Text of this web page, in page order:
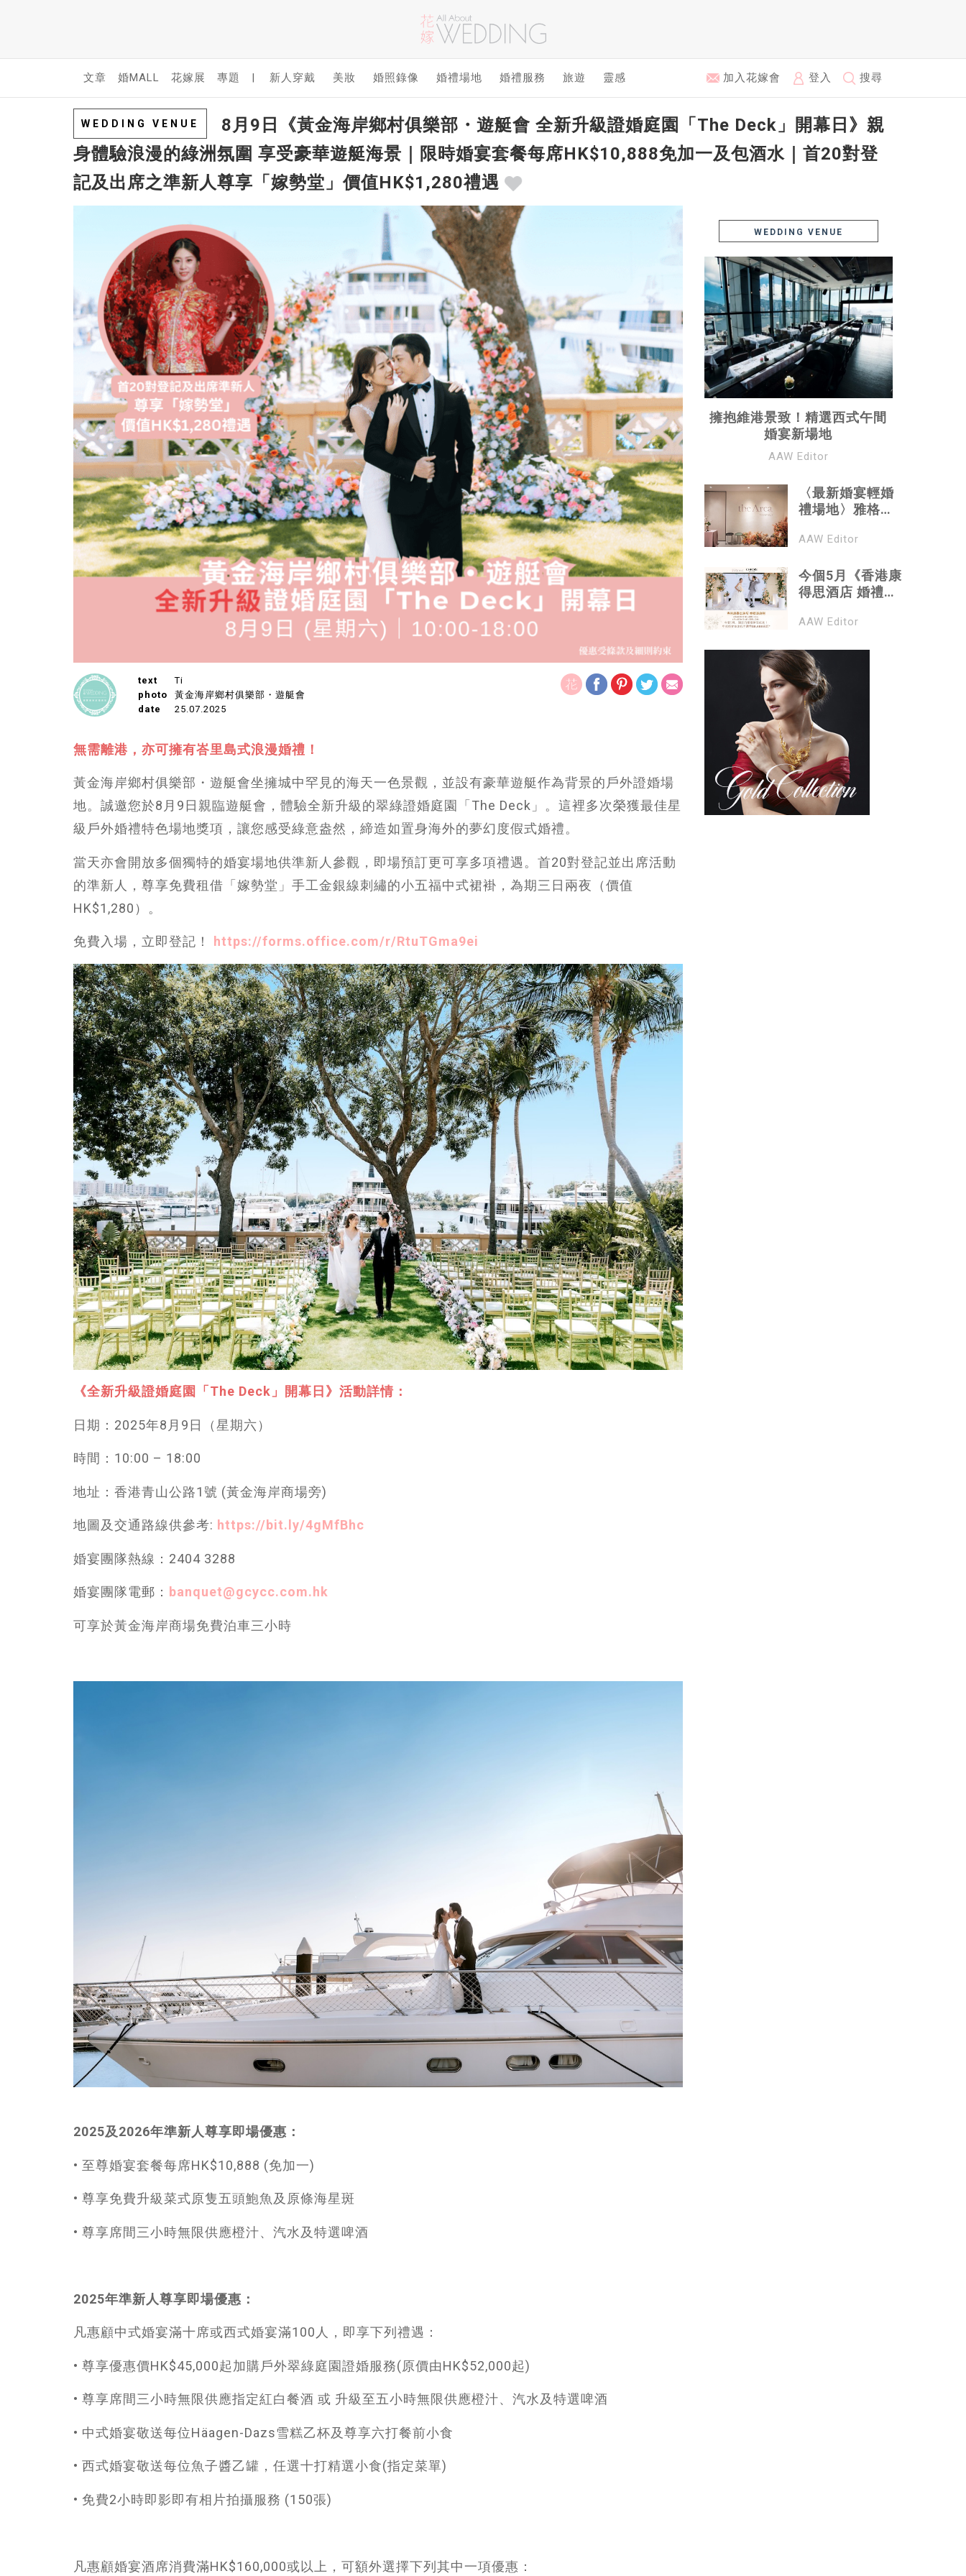
文章 婚MALL 花嫁展 專題 | 新人穿戴 美妝 婚照錄像 婚禮場地 婚禮服務 旅遊 靈感 加入花嫁會 登入 搜尋
WEDDING VENUE
8月9日《黃金海岸鄉村俱樂部・遊艇會 全新升級證婚庭園「The Deck」開幕日》親
身體驗浪漫的綠洲氛圍 享受豪華遊艇海景｜限時婚宴套餐每席HK$10,888免加一及包酒水｜首20對登
記及出席之準新人尊享「嫁勢堂」價值HK$1,280禮遇
text
Ti
photo
黃金海岸鄉村俱樂部・遊艇會
date
25.07.2025
無需離港，亦可擁有峇里島式浪漫婚禮！
黃金海岸鄉村俱樂部・遊艇會坐擁城中罕見的海天一色景觀，並設有豪華遊艇作為背景的戶外證婚場
地。誠邀您於8月9日親臨遊艇會，體驗全新升級的翠綠證婚庭園「The Deck」。這裡多次榮獲最佳星
級戶外婚禮特色場地獎項，讓您感受綠意盎然，締造如置身海外的夢幻度假式婚禮。
當天亦會開放多個獨特的婚宴場地供準新人參觀，即場預訂更可享多項禮遇。首20對登記並出席活動
的準新人，尊享免費租借「嫁勢堂」手工金銀線刺繡的小五福中式裙褂，為期三日兩夜（價值
HK$1,280）。
免費入場，立即登記！ https://forms.office.com/r/RtuTGma9ei
《全新升級證婚庭園「The Deck」開幕日》活動詳情：
日期：2025年8月9日（星期六）
時間：10:00 – 18:00
地址：香港青山公路1號 (黃金海岸商場旁)
地圖及交通路線供參考: https://bit.ly/4gMfBhc
婚宴團隊熱線：2404 3288
婚宴團隊電郵： banquet@gcycc.com.hk
可享於黃金海岸商場免費泊車三小時
2025及2026年準新人尊享即場優惠：
• 至尊婚宴套餐每席HK$10,888 (免加一)
• 尊享免費升級菜式原隻五頭鮑魚及原條海星斑
• 尊享席間三小時無限供應橙汁、汽水及特選啤酒
2025年準新人尊享即場優惠：
凡惠顧中式婚宴滿十席或西式婚宴滿100人，即享下列禮遇：
• 尊享優惠價HK$45,000起加購戶外翠綠庭園證婚服務(原價由HK$52,000起)
• 尊享席間三小時無限供應指定紅白餐酒 或 升級至五小時無限供應橙汁、汽水及特選啤酒
• 中式婚宴敬送每位Häagen-Dazs雪糕乙杯及尊享六打餐前小食
• 西式婚宴敬送每位魚子醬乙罐，任選十打精選小食(指定菜單)
• 免費2小時即影即有相片拍攝服務 (150張)
凡惠顧婚宴酒席消費滿HK$160,000或以上，可額外選擇下列其中一項優惠：
WEDDING VENUE
擁抱維港景致！精選西式午間
婚宴新場地
AAW Editor
〈最新婚宴輕婚
禮場地〉雅格酒
婚禮4大打卡位｜
店｜日系輕工業
風藝術酒店
AAW Editor
今個5月《香港康
得思酒店 婚禮諮
禮夢想成真｜ 中
港幣$8,688元起*
｜親臨五星級婚
宴場地｜免費登
記
AAW Editor